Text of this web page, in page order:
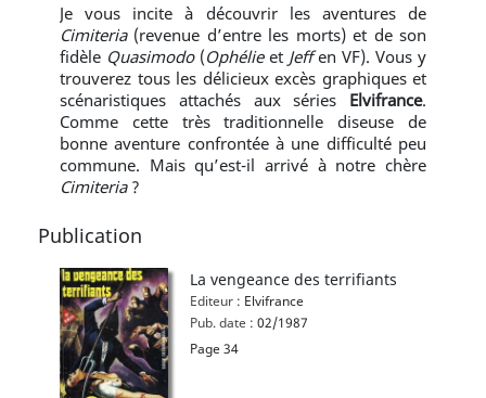
Je vous incite à découvrir les aventures de
Cimiteria(revenue d’entre les morts) et de son
fidèle Quasimodo(Ophélieet Jeffen VF). Vous y
trouverez tous les délicieux excès graphiques et
scénaristiques attachés aux séries Elvifrance.
Comme cette très traditionnelle diseuse de
bonne aventure confrontée à une difficulté peu
commune. Mais qu’est-il arrivé à notre chère
Cimiteria?
Publication
La vengeance des terrifiants
Editeur : Elvifrance
Pub. date : 02/1987
Page 34